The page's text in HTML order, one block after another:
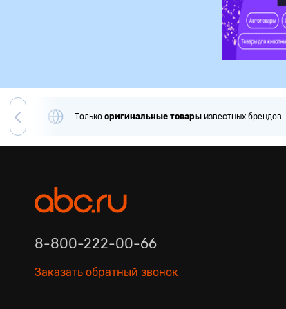
Только оригинальные товары известных брендов
8-800-222-00-66
Заказать обратный звонок